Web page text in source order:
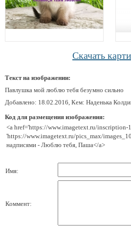
Скачать
Текст на изображении:
Павлушка мой люблю тебя безумно сильно
Добавлено: 18.02.2016, Кем: Наденька
Код для размещения изображения:
<a href='https://www.imagetext.ru/inscription-
'https://www.imagetext.ru/pics_max/
надписями - Люблю тебя, Паша</a>
Имя:
Коммент: